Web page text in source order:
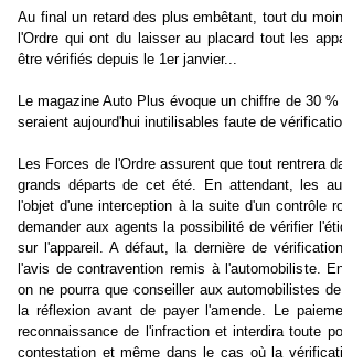
Au final un retard des plus embêtant, tout du
l'Ordre qui ont du laisser au placard tout les
être vérifiés depuis le 1er janvier...
Le magazine Auto Plus évoque un chiffre de 30
seraient aujourd'hui inutilisables faute de
Les Forces de l'Ordre assurent que tout rentrera
grands départs de cet été. En attendant, les
l'objet d'une interception à la suite d'un contrôle
demander aux agents la possibilité de vérifier
sur l'appareil. A défaut, la dernière de
l'avis de contravention remis à l'automobiliste.
on ne pourra que conseiller aux automobilistes
la réflexion avant de payer l'amende. Le
reconnaissance de l'infraction et interdira toute
contestation et même dans le cas où la